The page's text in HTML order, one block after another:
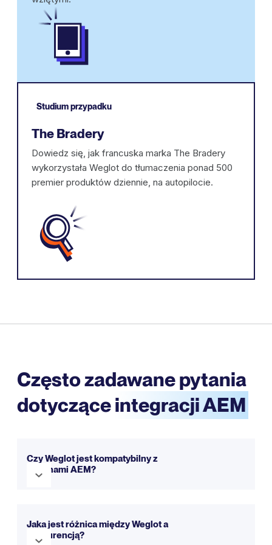
Studium przypadku
The Bradery
Dowiedz się, jak francuska marka The Bradery
wykorzystała Weglot do tłumaczenia ponad 500
premier produktów dziennie, na autopilocie.
Często zadawane pytania
dotycząceintegracji AEM
Czy Weglot jest kompatybilny z
witrynami AEM?
ciągu zaledwie kilku minut. Możesz wypróbować go za
darmo dzięki naszej wersji próbnej.
Jaka jest różnica między Weglot a
konkurencją?